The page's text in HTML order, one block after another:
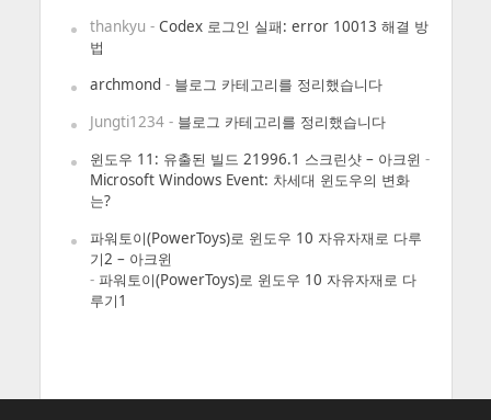
thankyu - Codex 로그인 실패: error 10013 해결 방
법
archmond- 블로그 카테고리를 정리했습니다
Jungti1234- 블로그 카테고리를 정리했습니다
윈도우 11: 유출된 빌드 21996.1 스크린샷 – 아크윈 -
Microsoft Windows Event: 차세대 윈도우의 변화
는?
파워토이(PowerToys)로 윈도우 10 자유자재로 다루
기2 – 아크윈
- 파워토이(PowerToys)로 윈도우 10 자유자재로 다
루기1